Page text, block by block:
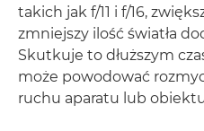
takich jak f/11 i f/16,
zmniejszy ilość światła
Skutkuje to dłuższym
może powodować
ruchu aparatu lub